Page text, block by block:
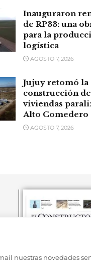
Inauguraron
de RP33: una
para la
logística
AGOSTO 7, 2026
Jujuy retomó la
construcción
viviendas
Alto Comedero
AGOSTO 7, 2026
nuestras novedades